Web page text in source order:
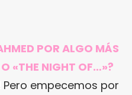
POR ALGO MÁS
«THE NIGHT OF…»?
Pero empecemos por